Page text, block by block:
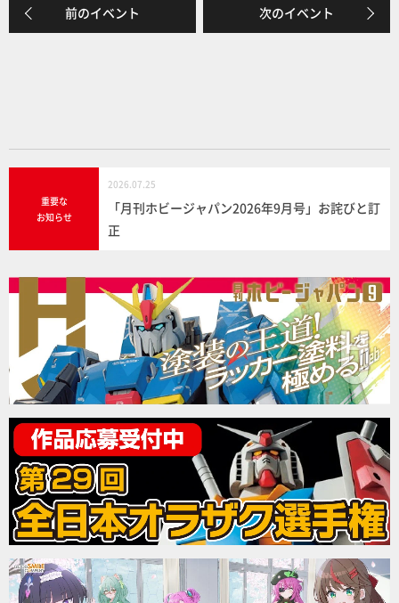
b
前のイベント 次のイベント
重要な
お知らせ
2026.07.25
「月刊ホビージャパン2026年9月号」お詫びと訂
正